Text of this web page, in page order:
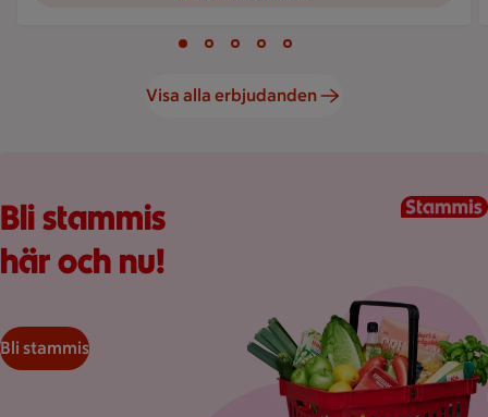
Bild 1 av 5
Bild 2 av 5
Bild 3 av 5Bild 4 av 5
Visa alla erbjudanden
Bli stammis
här och nu!
Bli stammis